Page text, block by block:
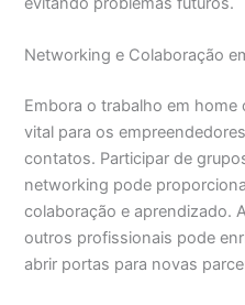
Networking e Colaboração
Embora o trabalho em
vital para os
contatos. Participar de
networking pode
colaboração e aprendizado.
outros profissionais pode
abrir portas para novas